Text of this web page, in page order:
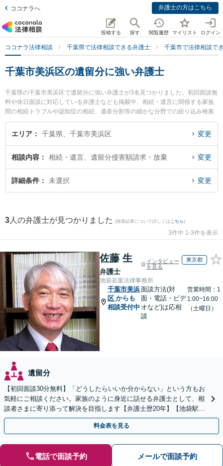
ココナラへ 弁護士の方はこちら
投稿する 探す 閲覧履歴 マイリスト ログイン
ココナラ法律相談 千葉県で法律相談できる弁護士 千葉市で法律相談で
千葉市美浜区の遺留分に強い弁護士
千葉県の千葉市美浜区で遺留分に強い弁護士が3名見つかりました。初回面談無
料や休日面談に対応している弁護士なども掲載中。相続・遺言に関係する家族
間の相続トラブルや認知症の相続、遺産分割等の細かな分野での絞り込み検索
もでき便利です。特に海浜幕張法律事務所の猿木 志朗弁護士やあらた国際法律
事務所の沼倉 悠弁護士、三上・宮山法律事務所の宮山 雅光弁護士のプロフィー
トラブル解決の実績豊富な近くの弁護士を検索したい』『初回相談無料で遺留
分を法律相談できる千葉市美浜区内の弁護士に相談予約したい』などでお困り
の相談者さんにおすすめです。
エリア 千葉県、千葉市美浜区 変更
相談内容 相続・遺言、遺留分侵害額請求・放棄 変更
詳細条件 未選択 変更
3 人の弁護士が見つかりました (検索結果について詳しくは こちら)
3件中 1-3件を表示
佐藤 生
弁護士
インタビュー
を見る
東京都
池袋若葉法律事務所
千葉市美浜
区 からも
相談受付中
面談方法(対
面・電話・ビデ
オなど)は応相
談
営業時間：1
1:00~16:00
（土曜日）
遺留分
【初回面談30分無料】「どうしたらいいか分からない」という方もお
気軽にご相談ください。家族のように身近に話せる弁護士として、相
談者さまに寄り添って解決を目指します【弁護士歴20年】【池袋駅5
分】
料金表を見る
電話で面談予約 メールで面談予約